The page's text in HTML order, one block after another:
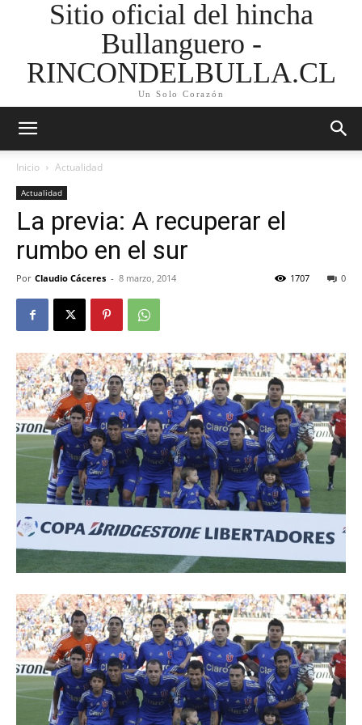
Sitio oficial del hincha
Bullanguero -
RINCONDELBULLA.CL
Un Solo Corazón
Inicio Actualidad
Actualidad
La previa: A recuperar el
rumbo en el sur
Por Claudio Cáceres - 8 marzo, 2014 0
1707